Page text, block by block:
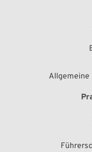
Allgemeine